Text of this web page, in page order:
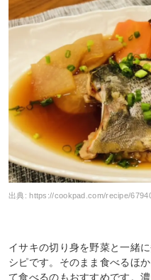
出典:https://cookpad.com/recipe/
イサキの切り身を野菜と一緒
シピです。そのまま食べるほ
て食べるのもおすすめです。